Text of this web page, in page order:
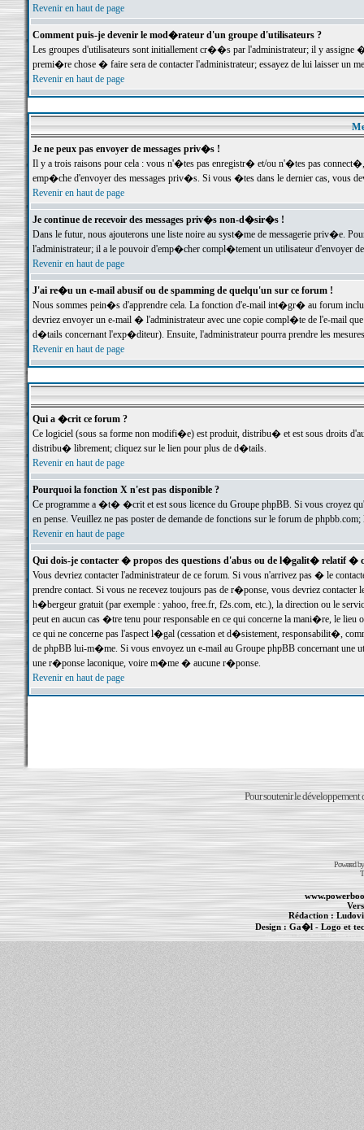
Revenir en haut de page
Comment puis-je devenir le mod�rateur d'un groupe d'utilisateurs ?
Les groupes d'utilisateurs sont initiallement cr��s par l'administrateur; il y
premi�re chose � faire sera de contacter l'administrateur; essayez de lui laisser un
Revenir en haut de page
Je ne peux pas envoyer de messages priv�s !
Il y a trois raisons pour cela : vous n'�tes pas enregistr� et/ou n'�tes pas
emp�che d'envoyer des messages priv�s. Si vous �tes dans le dernier cas, vous
Revenir en haut de page
Je continue de recevoir des messages priv�s non-d�sir�s !
Dans le futur, nous ajouterons une liste noire au syst�me de messagerie priv�e.
l'administrateur; il a le pouvoir d'emp�cher compl�tement un utilisateur d'envoyer
Revenir en haut de page
J'ai re�u un e-mail abusif ou de spamming de quelqu'un sur ce forum !
Nous sommes pein�s d'apprendre cela. La fonction d'e-mail int�gr� au forum inclut
devriez envoyer un e-mail � l'administrateur avec une copie compl�te de l'e-mail
d�tails concernant l'exp�diteur). Ensuite, l'administrateur pourra prendre les
Revenir en haut de page
Qui a �crit ce forum ?
Ce logiciel (sous sa forme non modifi�e) est produit, distribu� et est sous droits
distribu� librement; cliquez sur le lien pour plus de d�tails.
Revenir en haut de page
Pourquoi la fonction X n'est pas disponible ?
Ce programme a �t� �crit et est sous licence du Groupe phpBB. Si vous croyez
en pense. Veuillez ne pas poster de demande de fonctions sur le forum de
Revenir en haut de page
Qui dois-je contacter � propos des questions d'abus ou de l�galit� relatif �
Vous devriez contacter l'administrateur de ce forum. Si vous n'arrivez pas � le
prendre contact. Si vous ne recevez toujours pas de r�ponse, vous devriez
h�bergeur gratuit (par exemple : yahoo, free.fr, f2s.com, etc.), la direction ou le
peut en aucun cas �tre tenu pour responsable en ce qui concerne la mani�re, le
ce qui ne concerne pas l'aspect l�gal (cessation et d�sistement, responsabilit�,
de phpBB lui-m�me. Si vous envoyez un e-mail au Groupe phpBB concernant une
une r�ponse laconique, voire m�me � aucune r�ponse.
Revenir en haut de page
Pour soutenir le développement
Powered
Rédaction :
Design :Ga�l- Logo et
Informations :